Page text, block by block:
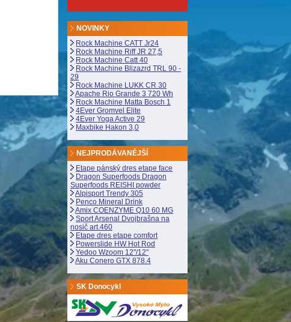
NOVINKY
Rock Machine CATT Jr24
Rock Machine Riff JR 27,5
Rock Machine Catt 40
Rock Machine Blizazrd TRL 90 -
29
Rock Machine LUKK CR 30
Apache Rio Grande 3 720 Wh
Rock Machine Matta Bosch 1
4Ever Gromvel Elite
4Ever Yoga Active 29
Maxbike Hakon 3,0
NEJPRODÁVANĚJŠÍ
Etape pánský dres etape face
Dragon Superfoods Dragon
Superfoods REISHI powder
Alpisport Trendy 305
Penco Mineral Drink
Amix COENZYME Q10 60 MG
Sport Arsenal Dvojbrašna na
nosič art.460
Etape dres etape comfort
Powerslide HW Hot Rod
Yedoo Wzoom 12"/12"
Aku Conero GTX 878.4
SK Donocykl